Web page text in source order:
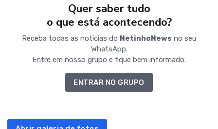
Quer saber tudo
o que está acontecendo?
Receba todas as notícias do NetinhoNews no seu
WhatsApp.
Entre em nosso grupo e fique bem informado.
ENTRAR NO GRUPO